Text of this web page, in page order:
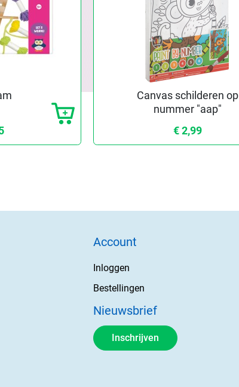
Canvas schilderen op
nummer "aap"
€ 2,99
Account
Inloggen
Bestellingen
Nieuwsbrief
Inschrijven